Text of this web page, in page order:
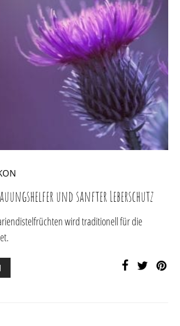
und sanfter Leberschutz
wird traditionell für die